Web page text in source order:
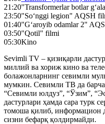
21:20"Transformerlar botlar
23:50"So‘nggi legion" AQSH
01:40"G‘aroyib odamlar 2"
03:50"Qotil" filmi
05:30Kino
Sevimli TV – қизиқарли
миллий ва хориж кино ва
болажонларнинг севимли
мумкин. Севимли ТВ да барча
“Севимли юлдуз”, “Ўзим”,
дастурлари ҳамда сара турк
томоша қилиб, информацион
сизни бефарқ қолдирмайди.